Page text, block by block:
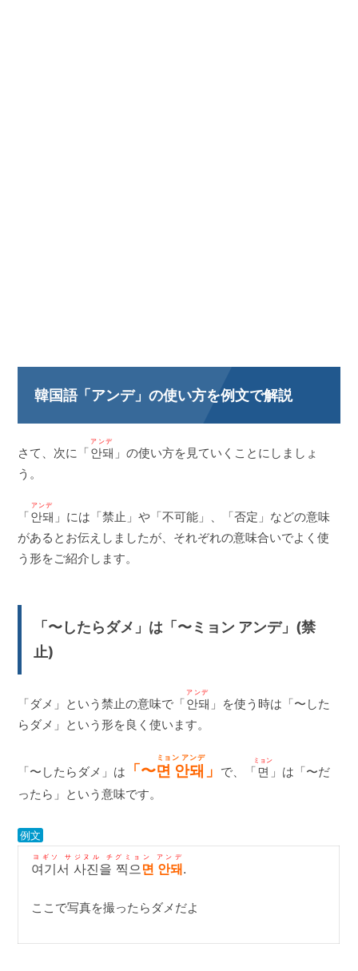
韓国語「アンデ」の使い方を例文で解説
さて、次に「안돼
アンデ
」の使い方を見ていくことにしましょ
う。
「안돼
アンデ
」には「禁止」や「不可能」、「否定」などの意味
があるとお伝えしましたが、それぞれの意味合いでよく使
う形をご紹介します。
「〜したらダメ」は「〜ミョン アンデ」(禁
止)
「ダメ」という禁止の意味で「안돼
アンデ
」を使う時は「〜した
らダメ」という形を良く使います。
「〜したらダメ」は 「〜면 안돼
ミョン アンデ
」 で、「면
ミョン
」は「〜だ
ったら」という意味です。
例文
여기서 사진을 찍으 면 안돼
ヨギソ サジヌル チグミョン アンデ
.
ここで写真を撮ったらダメだよ